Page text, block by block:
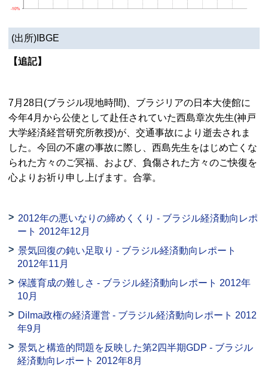
(出所)IBGE
【追記】
7月28日(ブラジル現地時間)、ブラジリアの日本大使館に
今年4月から公使として赴任されていた西島章次先生(神戸
大学経済経営研究所教授)が、交通事故により逝去されま
した。今回の不慮の事故に際し、西島先生をはじめ亡くな
られた方々のご冥福、および、負傷された方々のご快復を
心よりお祈り申し上げます。合掌。
2012年の悪いなりの締めくくり - ブラジル経済動向レポ
ート 2012年12月
景気回復の鈍い足取り - ブラジル経済動向レポート
2012年11月
保護育成の難しさ - ブラジル経済動向レポート 2012年
10月
Dilma政権の経済運営 - ブラジル経済動向レポート 2012
年9月
景気と構造的問題を反映した第2四半期GDP - ブラジル
経済動向レポート 2012年8月